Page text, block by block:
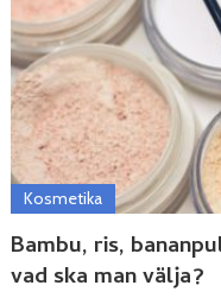
Bambu, ris,
vad ska man välja?
Kosmetika